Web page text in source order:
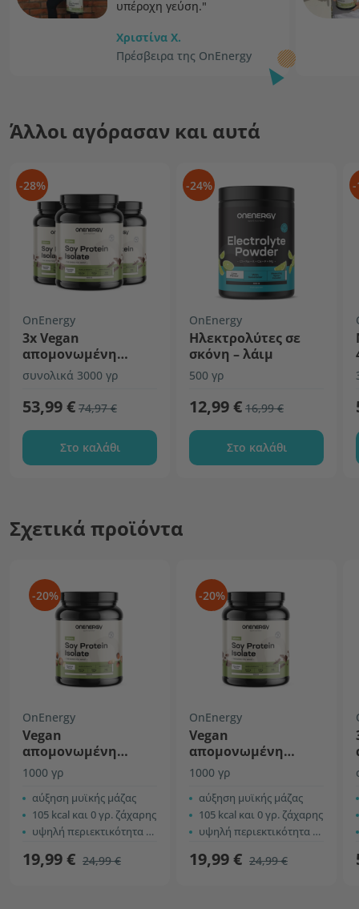
υπέροχη γεύση."
Χριστίνα Χ.
Πρέσβειρα της OnEnergy
Άλλοι αγόρασαν και αυτά
-28%
OnEnergy
3x Vegan
απομονωμένη
πρωτεΐνη σόγιας -
συνολικά 3000 γρ
53,99 € 74,97 €
Στο καλάθι
-24%
OnEnergy
Ηλεκτρολύτες σε
σκόνη – λάιμ
500 γρ
12,99 € 16,99 €
Στο καλάθι
-
Σχετικά προϊόντα
-20%
OnEnergy
Vegan
απομονωμένη
πρωτεΐνη σόγιας -
φουντούκι
1000 γρ
αύξηση μυϊκής μάζας
105 kcal και 0 γρ. ζάχαρης
υψηλή περιεκτικότητα σε πρωτεΐνες
19,99 € 24,99 €
-20%
OnEnergy
Vegan
απομονωμένη
πρωτεΐνη σόγιας -
σοκολάτα
1000 γρ
αύξηση μυϊκής μάζας
105 kcal και 0 γρ. ζάχαρης
υψηλή περιεκτικότητα σε πρωτεΐνες
19,99 € 24,99 €